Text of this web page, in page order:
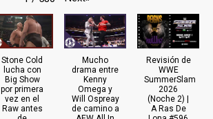
Stone Cold
lucha con
Big Show
por primera
vez en el
Raw antes
Mucho
drama entre
Kenny
Omega y
Will Ospreay
de camino a
Revisión de
WWE
SummerSlam
2026
(Noche 2) |
A Ras De